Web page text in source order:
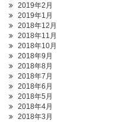
2019年2月
2019年1月
2018年12月
2018年11月
2018年10月
2018年9月
2018年8月
2018年7月
2018年6月
2018年5月
2018年4月
2018年3月